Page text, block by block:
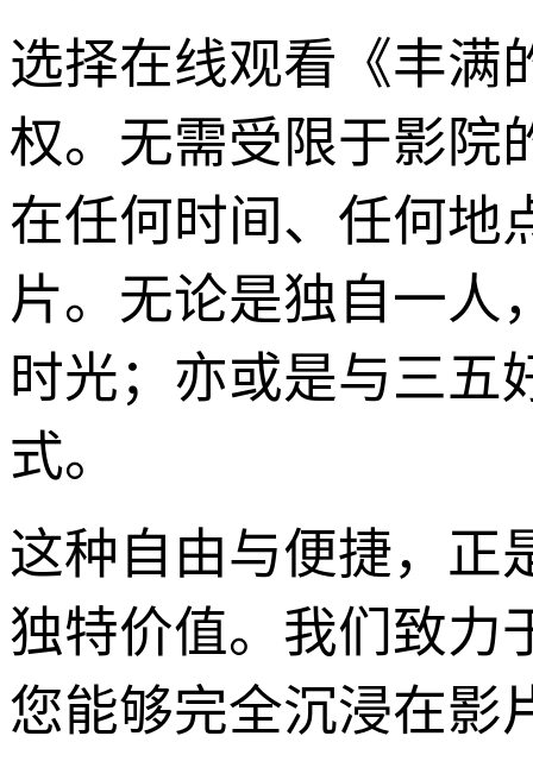
选择在线观看《丰满
权。无需受限于影院
在任何时间、任何地
片。无论是独自一人
时光；亦或是与三五
式。
这种自由与便捷，正
独特价值。我们致力
您能够完全沉浸在影